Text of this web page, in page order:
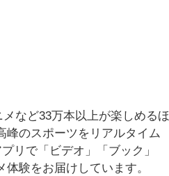
など33万本以上が楽しめるほ
峰のスポーツをリアルタイム
リで「ビデオ」「ブック」
験をお届けしています。